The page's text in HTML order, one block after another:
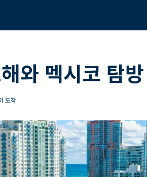
와 멕시코 탐
도착